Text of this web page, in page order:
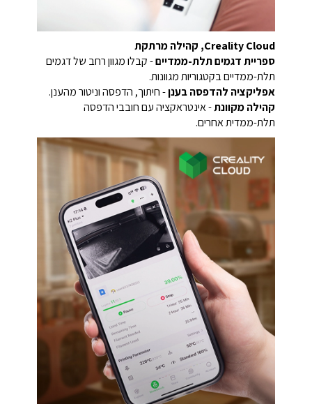
Creality Cloud, קהילה מרתקת
ספריית דגמים תלת-ממדיים- קבלו מגוון רחב של דגמים
תלת-ממדיים בקטגוריות מגוונות.
אפליקציה להדפסה בענן- חיתוך, הדפסה וניטור מהענן.
קהילה מקוונת- אינטראקציה עם חובבי הדפסה
תלת-ממדית אחרים.